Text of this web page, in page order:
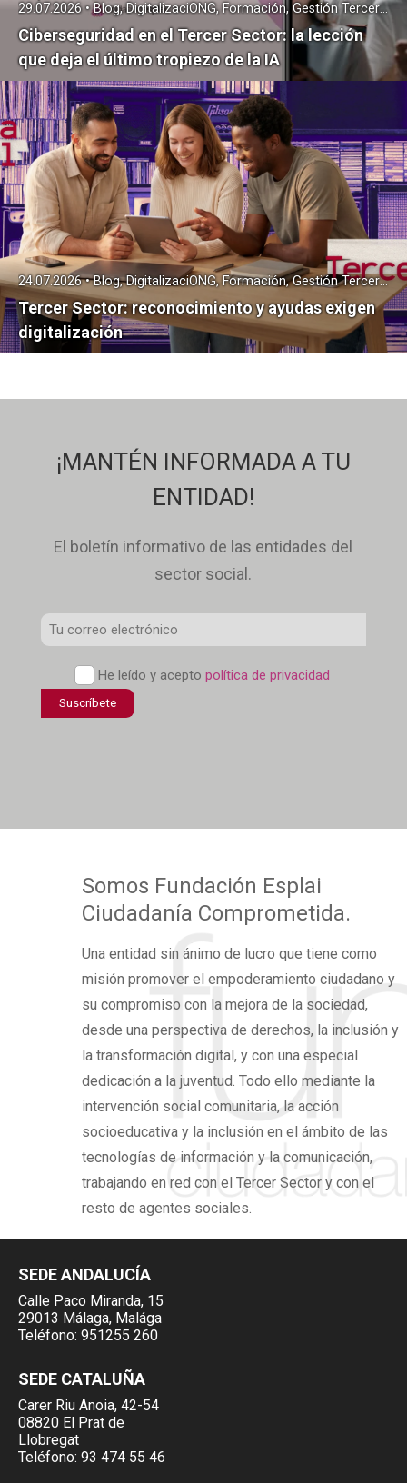
Ciberseguridad en el Tercer Sector: la lección
que deja el último tropiezo de la IA
29.07.2026 • Blog, DigitalizaciONG, Formación, Gestión Tercer Sector, Transformación Digital
Tercer Sector: reconocimiento y ayudas exigen
digitalización
24.07.2026 • Blog, DigitalizaciONG, Formación, Gestión Tercer Sector, Transformación Digital
¡MANTÉN INFORMADA A TU
ENTIDAD!
El boletín informativo de las entidades del
sector social.
*
Política
He leído y aceptopolítica de privacidad
Somos Fundación Esplai
Ciudadanía Comprometida.
Una entidad sin ánimo de lucro que tiene como
misión promover el empoderamiento ciudadano y
su compromiso con la mejora de la sociedad,
desde una perspectiva de derechos, la inclusión y
la transformación digital, y con una especial
dedicación a la juventud. Todo ello mediante la
intervención social comunitaria, la acción
socioeducativa y la inclusión en el ámbito de las
tecnologías de información y la comunicación,
trabajando en red con el Tercer Sector y con el
resto de agentes sociales.
SEDE ANDALUCÍA
Calle Paco Miranda, 15
29013 Málaga, Malága
Teléfono: 951255 260
SEDE CATALUÑA
Carer Riu Anoia, 42-54
08820 El Prat de
Llobregat
Teléfono: 93 474 55 46